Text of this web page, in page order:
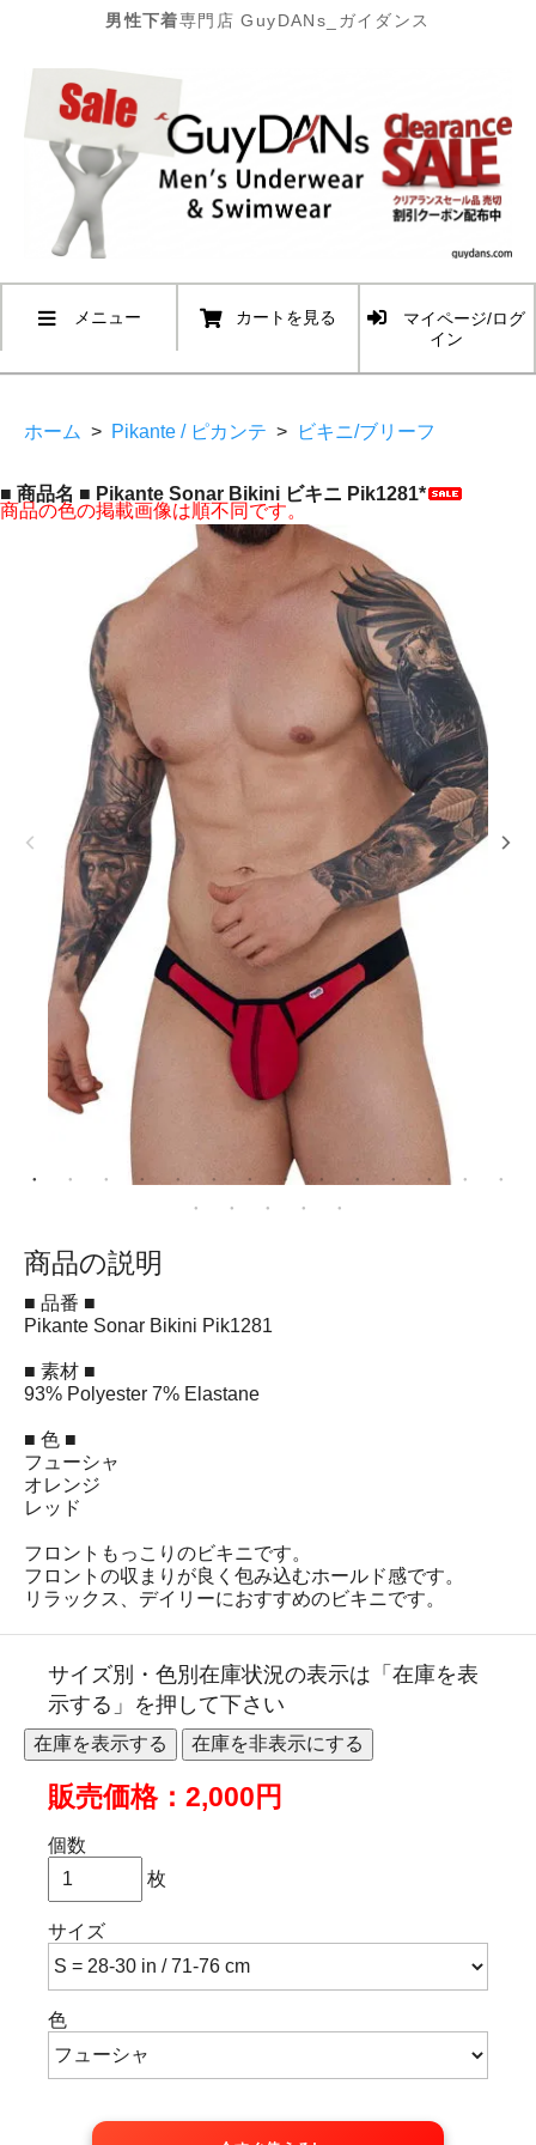
男性下着専門店 GuyDANs_ガイダンス
メニュー カートを見る
マイページ/ログ
イン
ホーム > Pikante / ピカンテ > ビキニ/ブリーフ
■ 商品名 ■ Pikante Sonar Bikini ビキニ Pik1281*
商品の色の掲載画像は順不同です。
商品の説明
■ 品番 ■
Pikante Sonar Bikini Pik1281
■ 素材 ■
93% Polyester 7% Elastane
■ 色 ■
フューシャ
オレンジ
レッド
フロントもっこりのビキニです。
フロントの収まりが良く包み込むホールド感です。
リラックス、デイリーにおすすめのビキニです。
サイズ別・色別在庫状況の表示は「在庫を表
示する」を押して下さい
販売価格：2,000円
個数
枚
サイズ
色